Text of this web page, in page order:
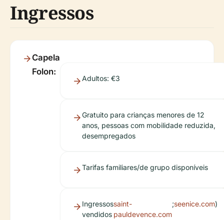
Ingressos
Capela
Folon:
Adultos: €3
Gratuito para crianças menores de 12
anos, pessoas com mobilidade reduzida,
desempregados
Tarifas familiares/de grupo disponíveis
Ingressos
vendidos
saint-
pauldevence.com
;seenice.com)